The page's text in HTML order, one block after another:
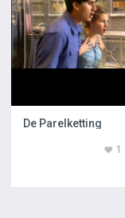
De Parelketting
1